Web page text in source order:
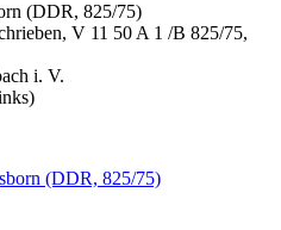
(DDR, 825/75)
V 11 50 A 1 /B 825/75,
i. V.